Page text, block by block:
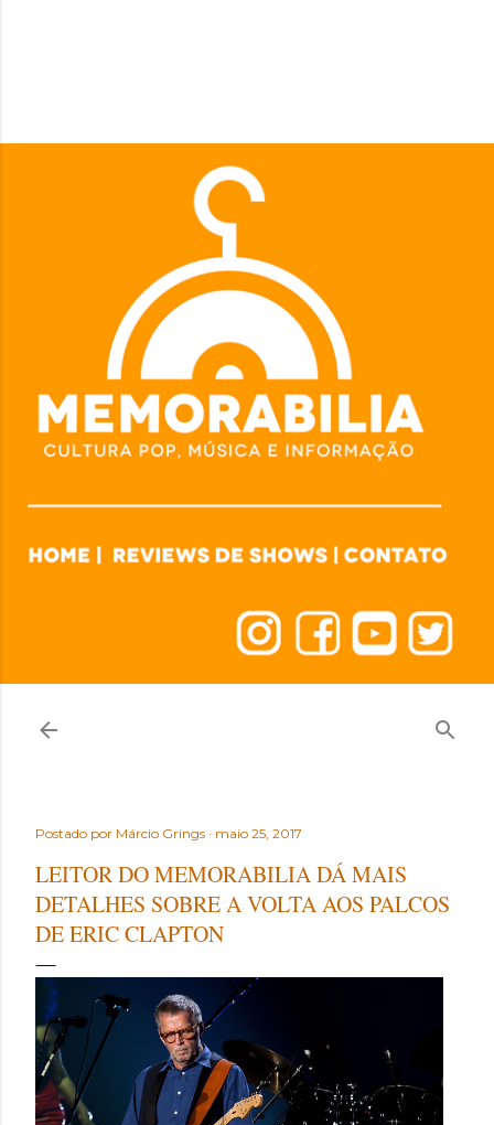
Postado por Márcio Grings maio 25, 2017
LEITOR DO MEMORABILIA DÁ MAIS
DETALHES SOBRE A VOLTA AOS PALCOS
DE ERIC CLAPTON